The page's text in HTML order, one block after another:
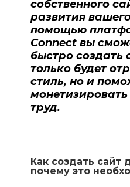
собственного
развития
помощью
Connect вы
быстро создать
только будет
стиль, но и
труд.
Как создать сайт
почему это